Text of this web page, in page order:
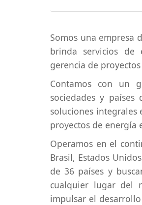
Somos una empresa
brinda servicios de
gerencia de
Contamos con un
sociedades y
soluciones integrales
proyectos de energía
Operamos en el
Brasil, Estados
de 36 países y
cualquier lugar del
impulsar el